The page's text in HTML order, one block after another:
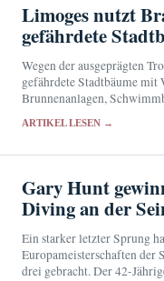
Limoges nutzt
gefährdete
Wegen der ausgeprägten
gefährdete Stadtbäume mit
Brunnenanlagen,
ARTIKEL LESEN →
Gary Hunt
Diving an der
Ein starker letzter Sprung
Europameisterschaften der
drei gebracht. Der 42-